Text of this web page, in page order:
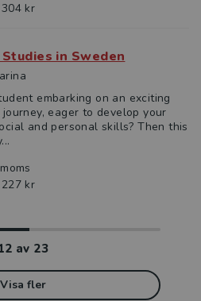
kr
in Sweden
embarking on an exciting
eager to develop your
and personal skills? Then this
kr
av 23
Visa fler